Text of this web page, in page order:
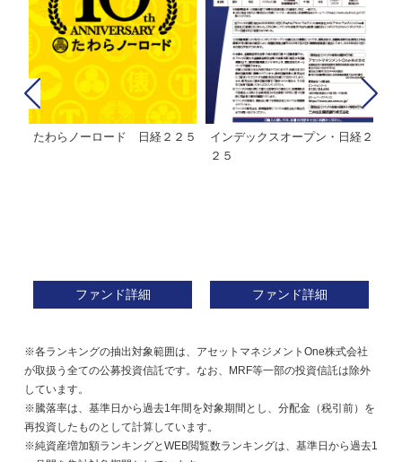
ＭＨＡＭ株式インデックスファ
ファンド詳細
インデックスミリオン
ファンド詳細
※各ランキングの抽出対象範囲は、アセットマネジメントOne株式会社
が取扱う全ての公募投資信託です。なお、MRF等一部の投資信託は除外
しています。
※騰落率は、基準日から過去1年間を対象期間とし、分配金（税引前）を
再投資したものとして計算しています。
※純資産増加額ランキングとWEB閲覧数ランキングは、基準日から過去1